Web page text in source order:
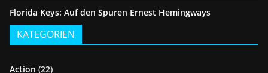
Florida Keys: Auf den Spuren Ernest Hemingways
KATEGORIEN
Action (22)